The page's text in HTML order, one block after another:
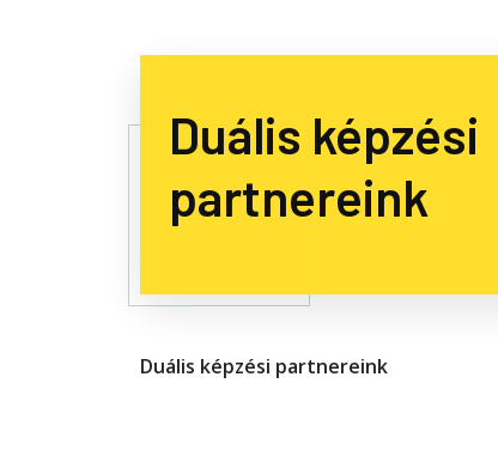
Duális képzési
partnereink
Duális képzési partnereink